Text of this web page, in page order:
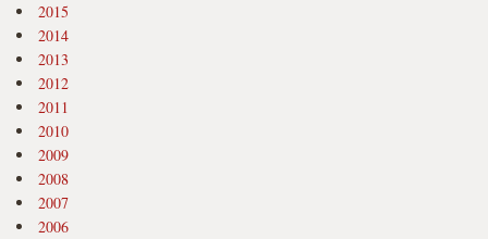
2015
2014
2013
2012
2011
2010
2009
2008
2007
2006